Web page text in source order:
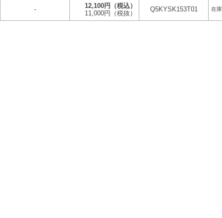
- 12,100円
（税込）
11,000円
（税抜）
Q5KYSK153T01 在